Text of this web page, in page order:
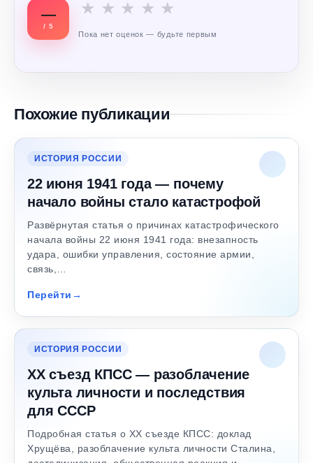
—
/ 5
★ ★ ★ ★ ★
Пока нет оценок — будьте первым
Похожие публикации
ИСТОРИЯ РОССИИ
22 июня 1941 года — почему
начало войны стало катастрофой
Развёрнутая статья о причинах катастрофического
начала войны 22 июня 1941 года: внезапность
удара, ошибки управления, состояние армии,
связь,…
Перейти
ИСТОРИЯ РОССИИ
XX съезд КПСС — разоблачение
культа личности и последствия
для СССР
Подробная статья о XX съезде КПСС: доклад
Хрущёва, разоблачение культа личности Сталина,